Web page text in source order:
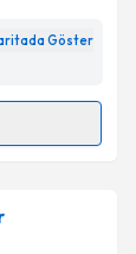
Göster